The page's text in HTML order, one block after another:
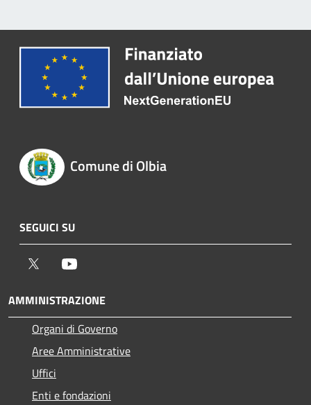
Comune di Olbia
SEGUICI SU
Twitter
AMMINISTRAZIONE
Organi di Governo
Aree Amministrative
Uffici
Enti e fondazioni